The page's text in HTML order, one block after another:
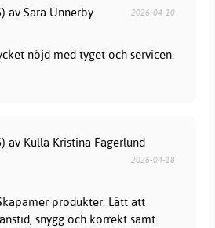
av Sara Unnerby 2026-04-10
nöjd med tyget och servicen.
av Kulla Kristina Fagerlund
2026-04-18
produkter. Lätt att
snygg och korrekt samt